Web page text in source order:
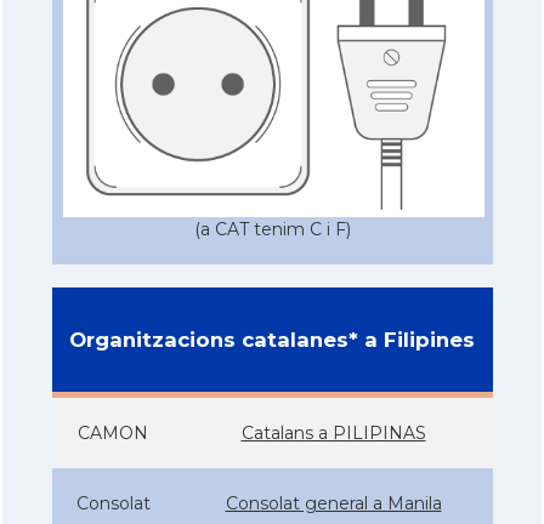
(a CAT tenim C i F)
Organitzacions catalanes* a Filipines
CAMON Catalans a PILIPINAS
Consolat Consolat general a Manila